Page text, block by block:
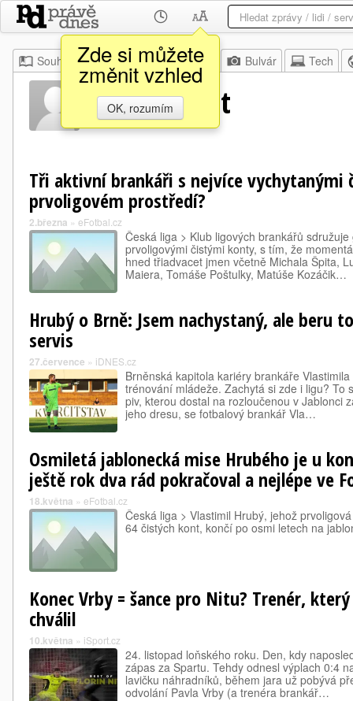
Zde si můžete
změnit vzhled
OK, rozumím
Souhrn Moje Z domova Bulvár Tech
Michael Špit
Tři aktivní brankáři s nejvíce
prvoligovém prostředí?
2.března » eFotbal.cz
Česká liga > Klub ligových brankářů
prvoligovými čistými konty, s tím, že
hned třiadvacet jmen včetně Michala Špita,
Maiera, Tomáše Poštulky, Matúše Kozáčik…
Hrubý o Brně: Jsem nachystaný, ale beru
servis
27.července » iDNES.cz
Brněnská kapitola kariéry brankáře
trénování mládeže. Zachytá si zde i ligu? To
piv, kterou dostal na rozloučenou v Jablonci
jeho dresu, se fotbalový brankář Vla…
Osmiletá jablonecká mise Hrubého je u
ještě rok dva rád pokračoval a nejlépe ve
18.května » eFotbal.cz
Česká liga > Vlastimil Hrubý, jehož
64 čistých kont, končí po osmi letech na
Konec Vrby = šance pro Nitu? Trenér,
chválil
10.května » iSport.cz
24. listopad loňského roku. Den, kdy
zápas za Spartu. Tehdy odnesl výplach 0:4
lavičku náhradníků, během jara už pobývá
odvolání Pavla Vrby (a trenéra brankář…